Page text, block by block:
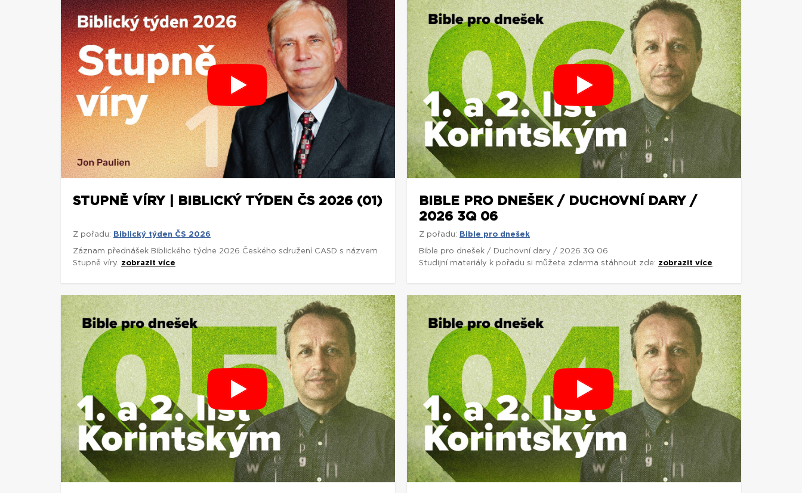
STUPNĚ VÍRY | BIBLICKÝ TÝDEN ČS 2026 (01)
Z pořadu: Biblický týden ČS 2026
Záznam přednášek Biblického týdne 2026 Českého sdružení CASD s názvem
Stupně víry. zobrazit více
BIBLE PRO DNEŠEK / DUCHOVNÍ DARY /
2026 3Q 06
Z pořadu: Bible pro dnešek
Bible pro dnešek / Duchovní dary / 2026 3Q 06
Studijní materiály k pořadu si můžete zdarma stáhnout zde: zobrazit více